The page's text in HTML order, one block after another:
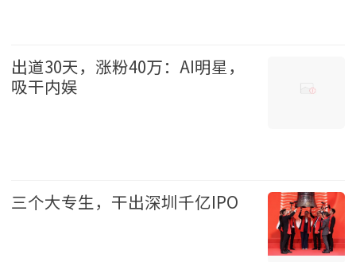
出道30天，涨粉40万：AI明星，
吸干内娱
三个大专生，干出深圳千亿IPO